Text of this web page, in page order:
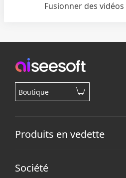
Fusionner des vidéos
Boutique
Produits en vedette
Société